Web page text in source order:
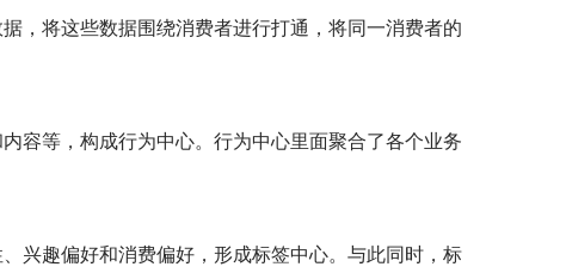
，将这些数据围绕消费者进行打通，将同一消费者的
容等，构成行为中心。行为中心里面聚合了各个业务
兴趣偏好和消费偏好，形成标签中心。与此同时，标